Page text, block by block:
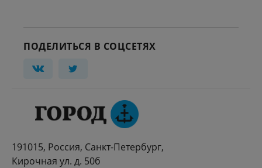
ПОДЕЛИТЬСЯ В СОЦСЕТЯХ
191015, Россия, Санкт-Петербург,
Кирочная ул. д. 50б